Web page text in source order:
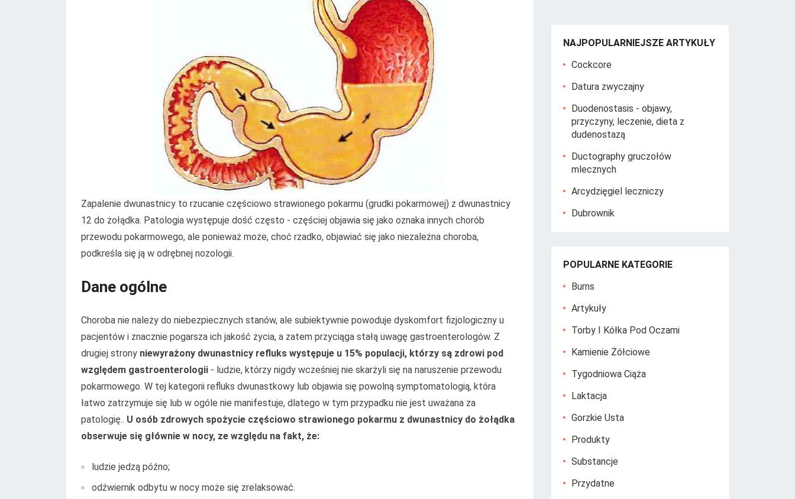
Zapalenie dwunastnicy to rzucanie częściowo strawionego pokarmu (grudki pokarmowej) z dwunastnicy
12 do żołądka. Patologia występuje dość często - częściej objawia się jako oznaka innych chorób
przewodu pokarmowego, ale ponieważ może, choć rzadko, objawiać się jako niezależna choroba,
podkreśla się ją w odrębnej nozologii.
Dane ogólne
Choroba nie należy do niebezpiecznych stanów, ale subiektywnie powoduje dyskomfort fizjologiczny u
pacjentów i znacznie pogarsza ich jakość życia, a zatem przyciąga stałą uwagę gastroenterologów. Z
drugiej strony niewyrażony dwunastnicy refluks występuje u 15% populacji, którzy są zdrowi pod
względem gastroenterologii - ludzie, którzy nigdy wcześniej nie skarżyli się na naruszenie przewodu
pokarmowego. W tej kategorii refluks dwunastkowy lub objawia się powolną symptomatologią, która
łatwo zatrzymuje się lub w ogóle nie manifestuje, dlatego w tym przypadku nie jest uważana za
patologię.. U osób zdrowych spożycie częściowo strawionego pokarmu z dwunastnicy do żołądka
obserwuje się głównie w nocy, ze względu na fakt, że:
ludzie jedzą późno;
odźwiernik odbytu w nocy może się zrelaksować.
NAJPOPULARNIEJSZE ARTYKUŁY
Cockcore
Datura zwyczajny
Duodenostasis - objawy,
przyczyny, leczenie, dieta z
dudenostazą
Ductography gruczołów
mlecznych
Arcydzięgiel leczniczy
Dubrownik
POPULARNE KATEGORIE
Burns
Artykuły
Torby I Kółka Pod Oczami
Kamienie Żółciowe
Tygodniowa Ciąża
Laktacja
Gorzkie Usta
Produkty
Substancje
Przydatne